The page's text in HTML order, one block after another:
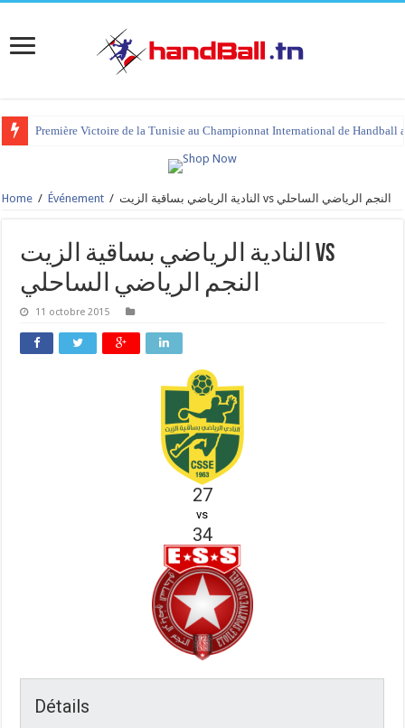
Première Victoire de la Tunisie au Championnat International de Handball
Home / Événement / النادية الرياضي بساقية الزيت vs النجم الرياضي الساحلي
النادية الرياضي بساقية الزيت vs
النجم الرياضي الساحلي
11 octobre 2015
27
vs
34
Détails